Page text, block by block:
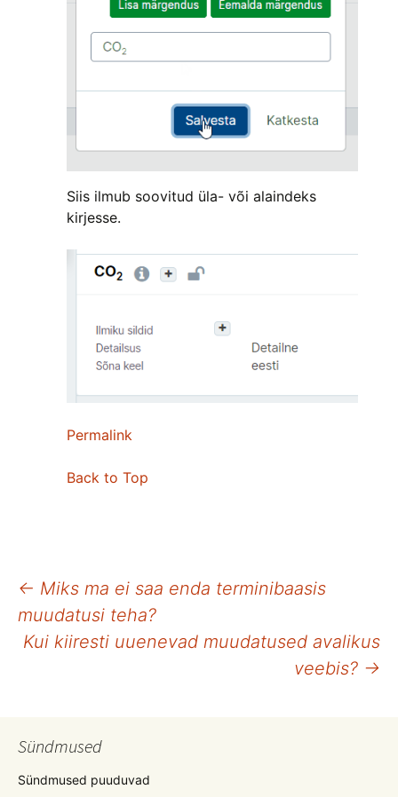
Siis ilmub soovitud üla- või alaindeks
kirjesse.
Permalink
Back to Top
Postituste
töölaud
← Miks ma ei saa enda terminibaasis
muudatusi teha?
Kui kiiresti uuenevad muudatused avalikus
veebis? →
Sündmused
Sündmused puuduvad